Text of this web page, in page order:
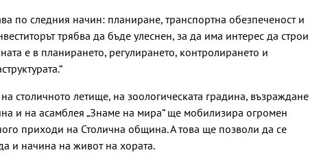
по следния начин: планиране, транспортна обезпеченост и
трябва да бъде улеснен, за да има интерес да строи
е в планирането, регулирането, контролирането и
столичното летище, на зоологическата градина, възраждане
и на асамблея „Знаме на мира“ ще мобилизира огромен
приходи на Столична община. А това ще позволи да се
и начина на живот на хората.